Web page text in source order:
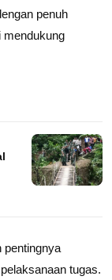
penuh
mendukung
pentingnya
tugas.